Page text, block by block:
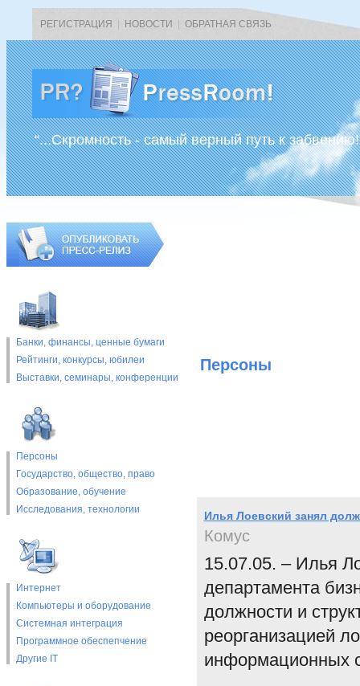
РЕГИСТРАЦИЯ НОВОСТИ ОБРАТНАЯ СВЯЗЬ
“...Скромность - самый верный путь к
Банки, финансы, ценные бумаги
Рейтинги, конкурсы, юбилеи
Выставки, cеминары, конференции
Персоны
Государство, общество, право
Образование, обучение
Исследования, технологии
Интернет
Компьютеры и оборудование
Системная интеграция
Программное обеспепчение
Другие IT
Персоны
Илья Лоевский занял
Комус
15.07.05. – Илья
департамента
должности и
реорганизацией
информационных